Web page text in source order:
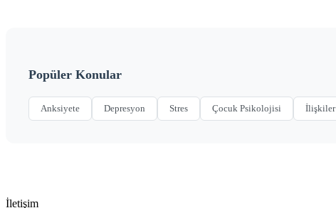
Popüler Konular
Anksiyete Depresyon Stres Çocuk Psikolojisi İlişkiler
İletişim